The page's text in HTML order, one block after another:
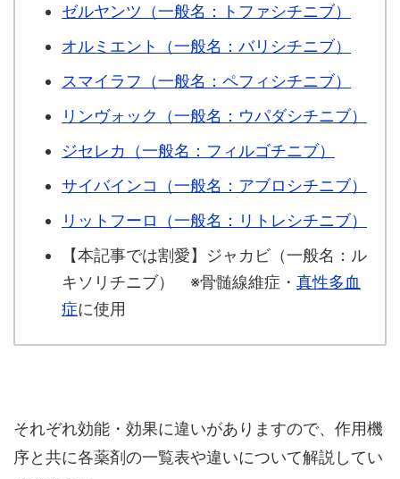
ゼルヤンツ（一般名：トファシチニブ）
オルミエント（一般名：バリシチニブ）
スマイラフ（一般名：ペフィシチニブ）
リンヴォック（一般名：ウパダシチニブ）
ジセレカ（一般名：フィルゴチニブ）
サイバインコ（一般名：アブロシチニブ）
リットフーロ（一般名：リトレシチニブ）
【本記事では割愛】ジャカビ（一般名：ル
キソリチニブ） ※骨髄線維症・ 真性多血
症に使用
それぞれ効能・効果に違いがありますので、作用機
序と共に各薬剤の一覧表や違いについて解説してい